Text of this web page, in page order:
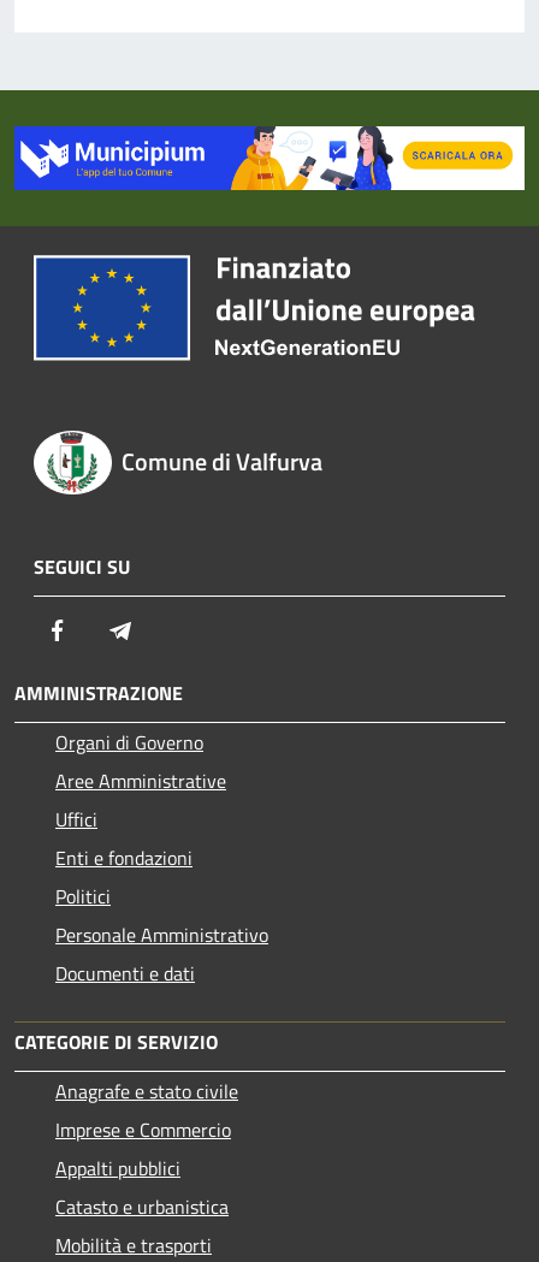
Comune di Valfurva
SEGUICI SU
Facebook
AMMINISTRAZIONE
Organi di Governo
Aree Amministrative
Uffici
Enti e fondazioni
Politici
Personale Amministrativo
Documenti e dati
CATEGORIE DI SERVIZIO
Anagrafe e stato civile
Imprese e Commercio
Appalti pubblici
Catasto e urbanistica
Mobilità e trasporti